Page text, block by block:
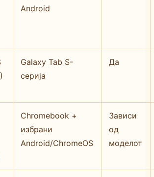
Android
Galaxy Tab S-
серија
Да
Chromebook +
избрани
Android/ChromeOS
Зависи
од
моделот